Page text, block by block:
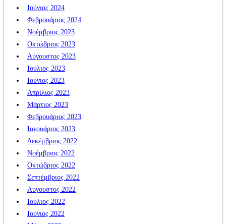
Ιούνιος 2024
Φεβρουάριος 2024
Νοέμβριος 2023
Οκτώβριος 2023
Αύγουστος 2023
Ιούλιος 2023
Ιούνιος 2023
Απρίλιος 2023
Μάρτιος 2023
Φεβρουάριος 2023
Ιανουάριος 2023
Δεκέμβριος 2022
Νοέμβριος 2022
Οκτώβριος 2022
Σεπτέμβριος 2022
Αύγουστος 2022
Ιούλιος 2022
Ιούνιος 2022